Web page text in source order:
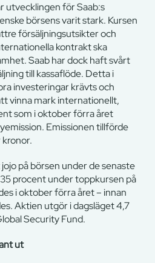
utvecklingen för Saab:s
börsens varit stark. Kursen
försäljningsutsikter och
kontrakt ska
Saab har dock haft svårt
till kassaflöde. Detta i
investeringar krävts och
vinna mark internationellt,
som i oktober förra året
Emissionen tillförde
på börsen under de senaste
procent under toppkursen på
i oktober förra året – innan
Aktien utgör i dagsläget 4,7
Security Fund.
ut